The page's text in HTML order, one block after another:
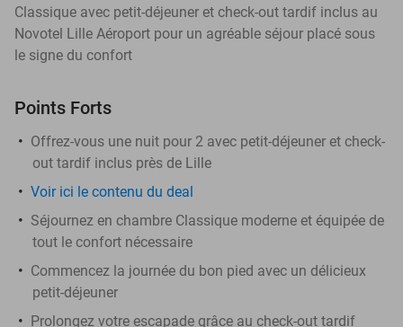
Classique avec petit-déjeuner et check-out tardif inclus au
Novotel Lille Aéroport pour un agréable séjour placé sous
le signe du confort
Points Forts
Offrez-vous une nuit pour 2 avec petit-déjeuner et check-
out tardif inclus près de Lille
Voir ici le contenu du deal
Séjournez en chambre Classique moderne et équipée de
tout le confort nécessaire
Commencez la journée du bon pied avec un délicieux
petit-déjeuner
Prolongez votre escapade grâce au check-out tardif